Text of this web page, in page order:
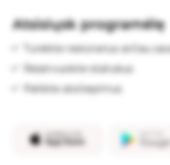
Atsisiųsk programėlę
Turėkite restoranus arčiau
Rezervuokite staliukus
Palikite atsiliepimus